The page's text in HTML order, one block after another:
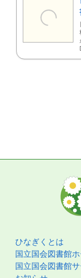
ひなぎくとは
国立国会図書館
国立国会図書館